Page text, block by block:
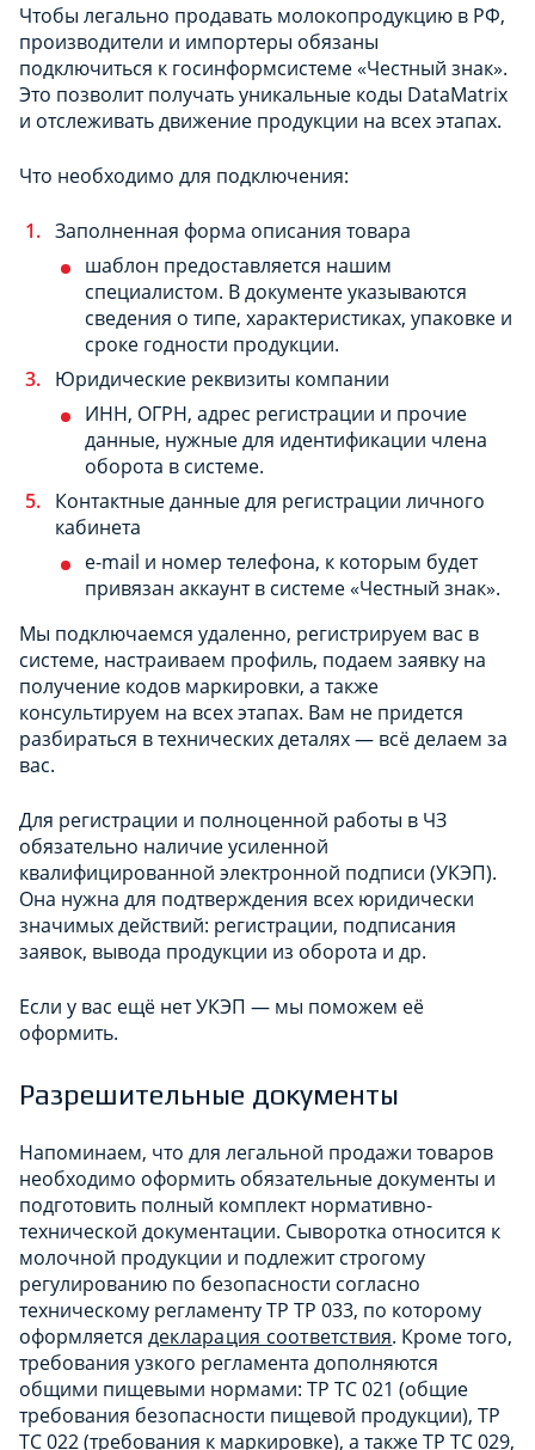
Чтобы легально продавать молокопродукцию в РФ,
производители и импортеры обязаны
подключиться к госинформсистеме «Честный знак».
Это позволит получать уникальные коды DataMatrix
и отслеживать движение продукции на всех этапах.
Что необходимо для подключения:
Заполненная форма описания товара
шаблон предоставляется нашим
специалистом. В документе указываются
сведения о типе, характеристиках, упаковке и
сроке годности продукции.
Юридические реквизиты компании
ИНН, ОГРН, адрес регистрации и прочие
данные, нужные для идентификации члена
оборота в системе.
Контактные данные для регистрации личного
кабинета
e-mail и номер телефона, к которым будет
привязан аккаунт в системе «Честный знак».
Мы подключаемся удаленно, регистрируем вас в
системе, настраиваем профиль, подаем заявку на
получение кодов маркировки, а также
консультируем на всех этапах. Вам не придется
разбираться в технических деталях — всё делаем за
вас.
Для регистрации и полноценной работы в ЧЗ
обязательно наличие усиленной
квалифицированной электронной подписи (УКЭП).
Она нужна для подтверждения всех юридически
значимых действий: регистрации, подписания
заявок, вывода продукции из оборота и др.
Если у вас ещё нет УКЭП — мы поможем её
оформить.
Разрешительные документы
Напоминаем, что для легальной продажи товаров
необходимо оформить обязательные документы и
подготовить полный комплект нормативно-
технической документации. Сыворотка относится к
молочной продукции и подлежит строгому
регулированию по безопасности согласно
техническому регламенту ТР ТР 033, по которому
оформляется декларация соответствия. Кроме того,
требования узкого регламента дополняются
общими пищевыми нормами: ТР ТС 021 (общие
требования безопасности пищевой продукции), ТР
ТС 022 (требования к маркировке), а также ТР ТС 029,